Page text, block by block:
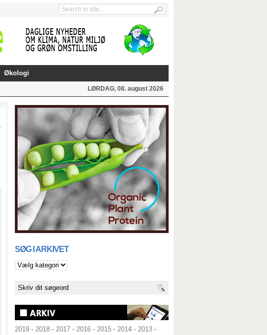
Økologi
LØRDAG, 08. august 2026
SØG I ARKIVET
2019 - 2018 - 2017 - 2016 - 2015 - 2014 - 2013 -